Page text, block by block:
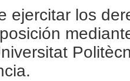
ejercitar los